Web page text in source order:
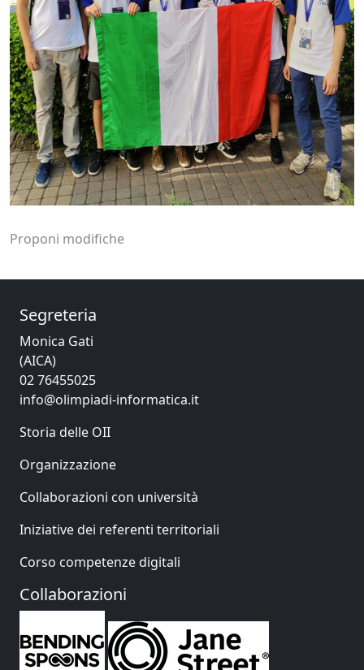
Proponi modifiche
Segreteria
Monica Gati
(AICA)
02 76455025
info@olimpiadi-informatica.it
Storia delle OII
Organizzazione
Collaborazioni con università
Iniziative dei referenti territoriali
Corso competenze digitali
Collaborazioni